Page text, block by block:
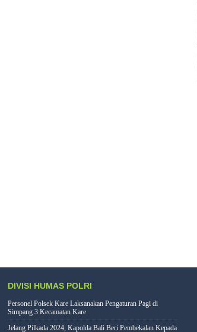
DIVISI HUMAS POLRI
Personel Polsek Kare Laksanakan Pengaturan Pagi di
Simpang 3 Kecamatan Kare
Jelang Pilkada 2024, Kapolda Bali Beri Pembekalan Kepada